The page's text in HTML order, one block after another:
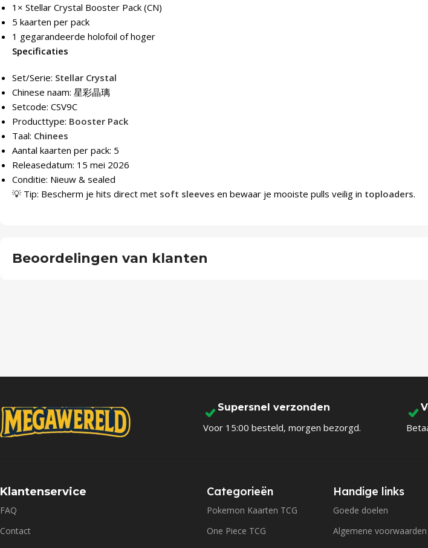
1× Stellar Crystal Booster Pack (CN)
5 kaarten per pack
1 gegarandeerde holofoil of hoger
Specificaties
Set/Serie: Stellar Crystal
Chinese naam: 星彩晶璃
Setcode: CSV9C
Producttype: Booster Pack
Taal: Chinees
Aantal kaarten per pack: 5
Releasedatum: 15 mei 2026
Conditie: Nieuw & sealed
💡 Tip: Bescherm je hits direct met soft sleeves en bewaar je mooiste pulls veilig in toploaders.
Beoordelingen van klanten
Supersnel verzonden
Voor 15:00 besteld, morgen bezorgd.
Klantenservice
FAQ
Contact
Categorieën
Pokemon Kaarten TCG
One Piece TCG
Handige links
Goede doelen
Algemene voorwaarden